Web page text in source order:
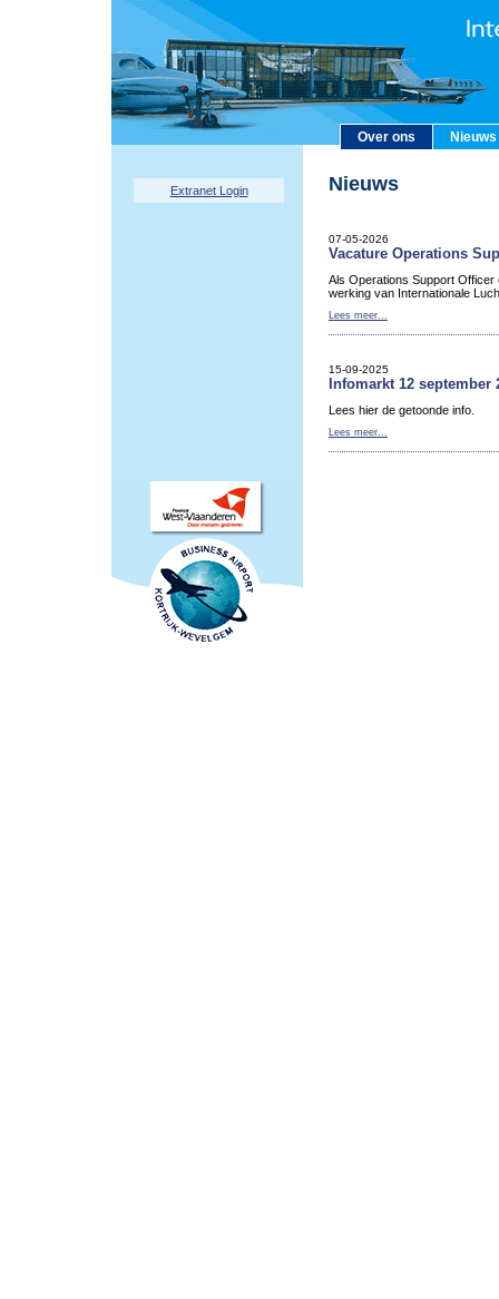
Over ons Nieuws
Extranet Login Nieuws
07-05-2026
Vacature Operations
Als Operations Support Officer
werking van Internationale
Lees meer...
15-09-2025
Infomarkt 12 september
Lees hier de getoonde info.
Lees meer...